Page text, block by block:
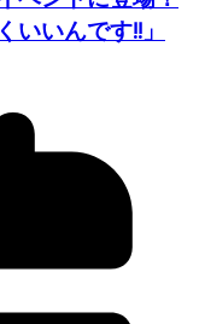
いいんです!!」